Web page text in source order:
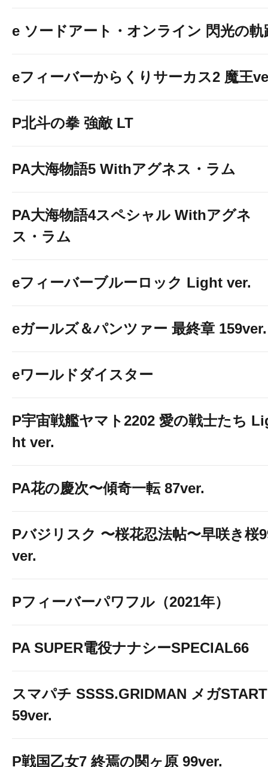
e ソードアート・オンライン 閃光の軌
eフィーバーからくりサーカス2 魔王
P北斗の拳 強敵 LT
PA大海物語5 Withアグネス・ラム
PA大海物語4スペシャル Withアグネ
ス・ラム
eフィーバーブルーロック Light ver.
eガールズ＆パンツァー 最終章 159ver.
eワールドダイスター
P宇宙戦艦ヤマト2202 愛の戦士たち
ht ver.
PA花の慶次〜傾奇一転 87ver.
Pバジリスク 〜桜花忍法帖〜早咲き桜
ver.
Pフィーバーパワフル（2021年）
PA SUPER電役ナナシーSPECIAL66
スマパチ SSSS.GRIDMAN メガ
59ver.
P戦国乙女7 終焉の関ヶ原 99ver.